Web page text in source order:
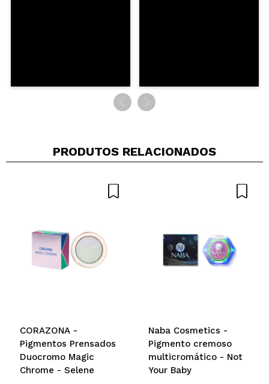
PRODUTOS RELACIONADOS
CORAZONA -
Pigmentos Prensados
Duocromo Magic
Chrome - Selene
Naba Cosmetics -
Pigmento cremoso
multicromático - Not
Your Baby